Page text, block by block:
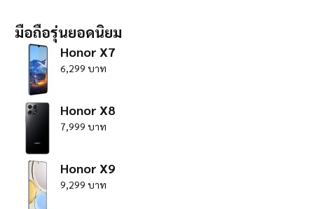
มือถือรุ่นยอดนิยม
Honor X7
6,299 บาท
Honor X8
7,999 บาท
Honor X9
9,299 บาท